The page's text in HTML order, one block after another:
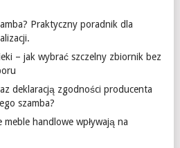
Praktyczny poradnik dla
– jak wybrać szczelny zbiornik bez
deklaracją zgodności producenta
szamba?
handlowe wpływają na